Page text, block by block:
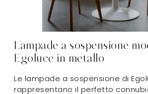
Lampade a sospensione
Egoluce in metallo
Le lampade a sospensione di
rappresentano il perfetto